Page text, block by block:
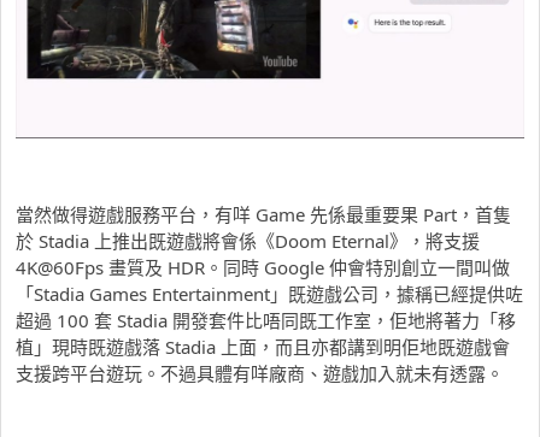
當然做得遊戲服務平台，有咩 Game 先係最重要果 Part，首隻
於 Stadia 上推出既遊戲將會係《Doom Eternal》，將支援
4K@60Fps 畫質及 HDR。同時 Google 仲會特別創立一間叫做
「Stadia Games Entertainment」既遊戲公司，據稱已經提供咗
超過 100 套 Stadia 開發套件比唔同既工作室，佢地將著力「移
植」現時既遊戲落 Stadia 上面，而且亦都講到明佢地既遊戲會
支援跨平台遊玩。不過具體有咩廠商、遊戲加入就未有透露。